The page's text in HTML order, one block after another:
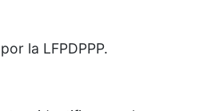
la LFPDPPP.